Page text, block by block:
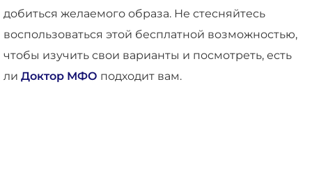
добиться желаемого образа. Не стесняйтесь
воспользоваться этой бесплатной возможностью,
чтобы изучить свои варианты и посмотреть, есть
ли Доктор МФО подходит вам.